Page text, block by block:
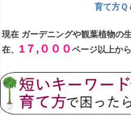
荷できるように、弊
まして、夏場は換気
は、元気が良い新鮮
吟味して梱包発送を
す。
ただいております。
一流ホテル等でも
【企業様が便利な月
ております。法人・
書・御請求書・納品
育て方Ｑ
現在 ガーデニングや観葉植物の
在、 1７,０００ページ以上か